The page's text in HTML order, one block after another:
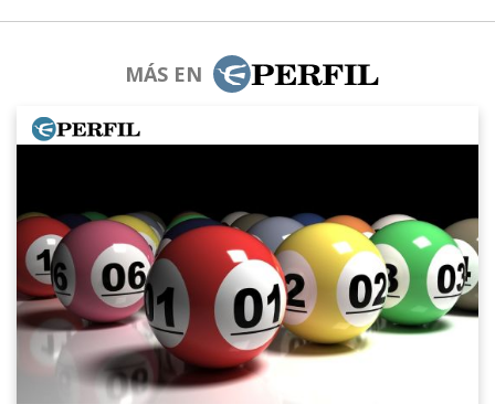
MÁS EN